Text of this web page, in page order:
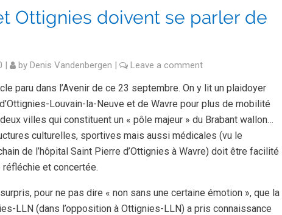
Ottignies doivent se parler de
| by Denis Vandenbergen | Leave a comment
paru dans l’Avenir de ce 23 septembre. On y lit un plaidoyer
Louvain-la-Neuve et de Wavre pour plus de mobilité
villes qui constituent un « pôle majeur » du Brabant wallon…
culturelles, sportives mais aussi médicales (vu le
de l’hôpital Saint Pierre d’Ottignies à Wavre) doit être facilité
et concertée.
pour ne pas dire « non sans une certaine émotion », que la
LLN (dans l’opposition à Ottignies-LLN) a pris connaissance